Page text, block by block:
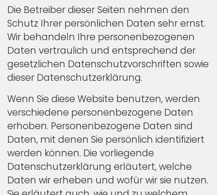
Die Betreiber dieser Seiten nehmen den
Schutz Ihrer persönlichen Daten sehr ernst.
Wir behandeln Ihre personenbezogenen
Daten vertraulich und entsprechend der
gesetzlichen Datenschutzvorschriften sowie
dieser Datenschutzerklärung.
Wenn Sie diese Website benutzen, werden
verschiedene personenbezogene Daten
erhoben. Personenbezogene Daten sind
Daten, mit denen Sie persönlich identifiziert
werden können. Die vorliegende
Datenschutzerklärung erläutert, welche
Daten wir erheben und wofür wir sie nutzen.